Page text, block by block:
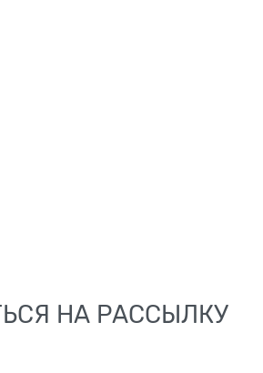
НА РАССЫЛКУ